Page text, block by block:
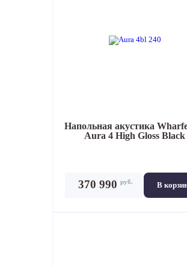
Напольная акустика
Aura 4 High Gloss Black
В
370 990 руб.